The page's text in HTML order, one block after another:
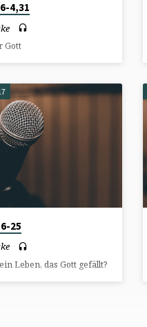
4,31
Gott
25
Leben, das Gott gefällt?